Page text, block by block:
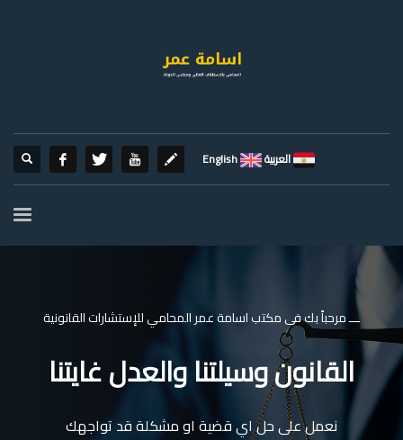
العربية English
ـــ مرحباً بك فى مكتب اسامة عمر المحامي للإستشارات القانونية
القانون وسيلتنا والعدل غايتنا
نعمل على حل اي قضية او مشكلة قد تواجهك